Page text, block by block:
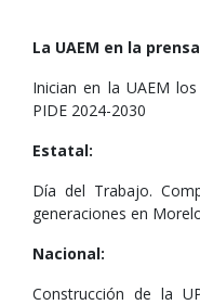
La UAEM en la
Inician en la UAEM
PIDE 2024-2030
Estatal:
Día del Trabajo.
generaciones en
Nacional:
Construcción de la